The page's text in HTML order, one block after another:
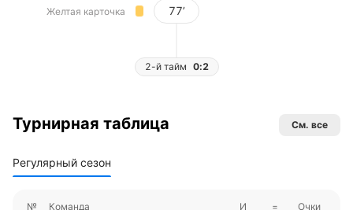
Желтая карточка 77’
2-й тайм 0:2
Турнирная таблица См. все
Регулярный сезон
№ Команда И = Очки